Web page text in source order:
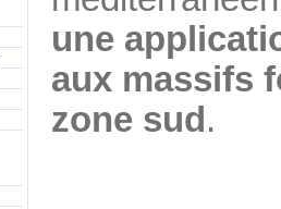
une
aux massifs
zone sud .